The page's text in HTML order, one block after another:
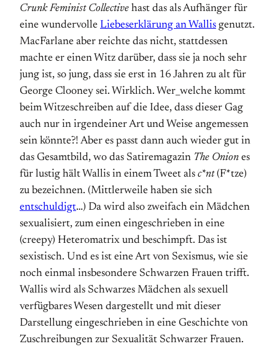
Crunk Feminist Collective hast das als Aufhänger für
eine wundervolle Liebeserklärung an Wallis genutzt.
MacFarlane aber reichte das nicht, stattdessen
machte er einen Witz darüber, dass sie ja noch sehr
jung ist, so jung, dass sie erst in 16 Jahren zu alt für
George Clooney sei. Wirklich. Wer_welche kommt
beim Witzeschreiben auf die Idee, dass dieser Gag
auch nur in irgendeiner Art und Weise angemessen
sein könnte?! Aber es passt dann auch wieder gut in
das Gesamtbild, wo das Satiremagazin The Onion es
für lustig hält Wallis in einem Tweet als c*nt(F*tze)
zu bezeichnen. (Mittlerweile haben sie sich
entschuldigt…) Da wird also zweifach ein Mädchen
sexualisiert, zum einen eingeschrieben in eine
(creepy) Heteromatrix und beschimpft. Das ist
sexistisch. Und es ist eine Art von Sexismus, wie sie
noch einmal insbesondere Schwarzen Frauen trifft.
Wallis wird als Schwarzes Mädchen als sexuell
verfügbares Wesen dargestellt und mit dieser
Darstellung eingeschrieben in eine Geschichte von
Zuschreibungen zur Sexualität Schwarzer Frauen.